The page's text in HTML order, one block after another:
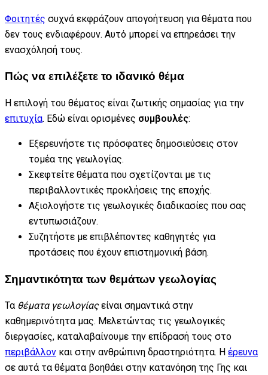
Φοιτητές συχνά εκφράζουν απογοήτευση για θέματα που
δεν τους ενδιαφέρουν. Αυτό μπορεί να επηρεάσει την
ενασχόλησή τους.
Πώς να επιλέξετε το ιδανικό θέμα
Η επιλογή του θέματος είναι ζωτικής σημασίας για την
επιτυχία. Εδώ είναι ορισμένες συμβουλές:
Εξερευνήστε τις πρόσφατες δημοσιεύσεις στον
τομέα της γεωλογίας.
Σκεφτείτε θέματα που σχετίζονται με τις
περιβαλλοντικές προκλήσεις της εποχής.
Αξιολογήστε τις γεωλογικές διαδικασίες που σας
εντυπωσιάζουν.
Συζητήστε με επιβλέποντες καθηγητές για
προτάσεις που έχουν επιστημονική βάση.
Σημαντικότητα των θεμάτων γεωλογίας
Τα θέματα γεωλογίαςείναι σημαντικά στην
καθημερινότητα μας. Μελετώντας τις γεωλογικές
διεργασίες, καταλαβαίνουμε την επίδρασή τους στο
περιβάλλον και στην ανθρώπινη δραστηριότητα. Η έρευνα
σε αυτά τα θέματα βοηθάει στην κατανόηση της Γης και